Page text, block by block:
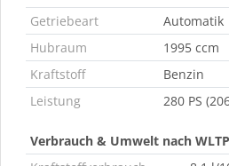
Getriebeart
Automatik
Hubraum
1995 ccm
Kraftstoff
Benzin
Leistung
280 PS
Verbrauch & Umwelt nach WLTP